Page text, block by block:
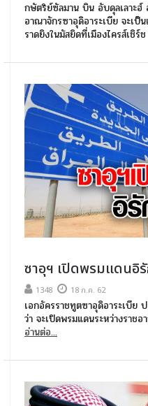
กษัตริย์ซัลมาน บิน อับดุลเลาะฮ์
อาณาจักรซาอุดิอาระเบีย จะเป็
ราดยิงในมัสยิดที่เมืองไครส์เชิร์
ซาอุฯ เปิดพรมแดนอิ
1348 18 ก.ค. 62
เอกอัครราชทูตซาอุดิอาระเบีย
ว่า จะเปิดพรมแดนระหว่างราช
อ่านต่อ...